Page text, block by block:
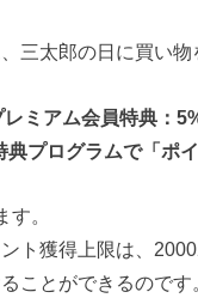
三太郎の日に買い物
ミアム会員特典：
プログラムで「ポ
。
ト獲得上限は、
ことができるのです